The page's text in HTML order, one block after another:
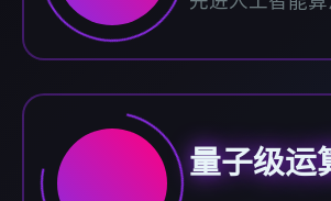
量子级运